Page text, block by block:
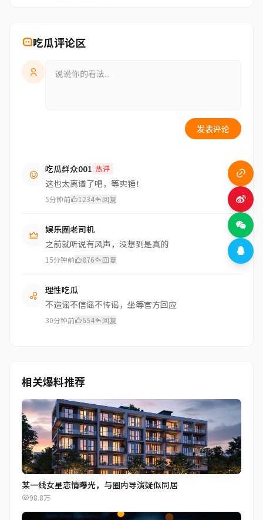
吃瓜评论区
发表评论
吃瓜群众001 热评
这也太离谱了吧，等实锤！
5分钟前 1234 回复
娱乐圈老司机
之前就听说有风声，没想到是真的
15分钟前 876 回复
理性吃瓜
不造谣不信谣不传谣，坐等官方回应
30分钟前 654 回复
相关爆料推荐
某一线女星恋情曝光，与圈内导演疑似同居
98.8万